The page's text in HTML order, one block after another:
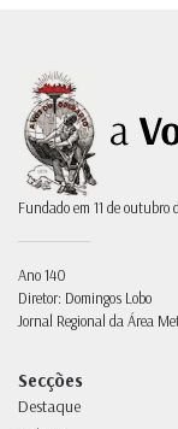
Fundado em 11 de outubro
Ano 140
Diretor: Domingos Lobo
Jornal Regional da Área
Secções
Destaque